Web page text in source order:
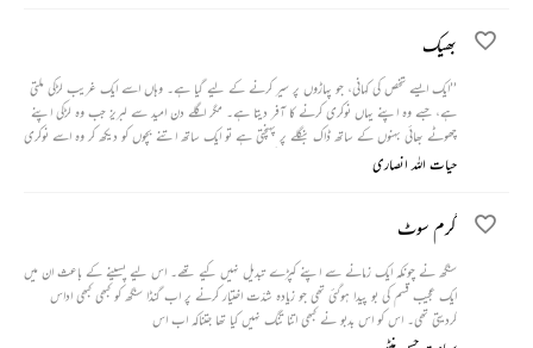
بھیک
’’ایک ایسے شخص کی کہانی، جو پہاڑوں پر سیر کرنے کے لیے گیا ہے۔ وہاں اسے ایک غریب لڑکی ملتی
ہے، جسے وہ اپنے یہاں نوکری کرنے کا آفر دیتا ہے۔ مگر اگلے دن امید سے لبریز جب وہ لڑکی اپنے
چھوٹے بھائی بہنوں کے ساتھ ڈاک بنگلے پر پہنچتی ہے تو ایک ساتھ اتنے بچوں کو دیکھ کر وہ اسے نوکری
پر رکھنے سے منع کر دیتا ہے۔ انکار سن کر لڑکی جب واپس جانے لگتی ہے تو وہ اسے دو روپیے دے
حیات اللہ انصاری
گرم سوٹ
سنگھ نے چونکہ ایک زمانے سے اپنے کپڑے تبدیل نہیں کیے تھے۔ اس لیے پسینے کے باعث ان میں
ایک عجیب قسم کی بو پیدا ہوگئی تھی جو زیادہ شدّت اختیار کرنے پر اب گنڈا سنگھ کو کبھی کبھی اداس
کردیتی تھی۔ اس کو اس بدبو نے کبھی اتنا تنگ نہیں کیا تھا جتناکہ اب اس